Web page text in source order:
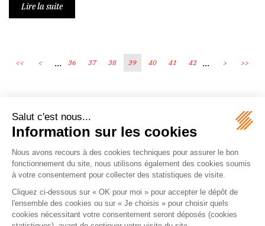
Lire la suite
<< < ... 36 37 38 39 40 41 42 ... > >>
Écosystème
Carrières
Honoraires
Contacts
Mentions légales